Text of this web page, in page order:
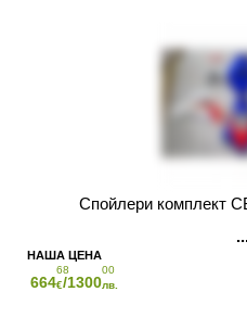
Спойлери комплект
664
68
€/1300
00
лв.